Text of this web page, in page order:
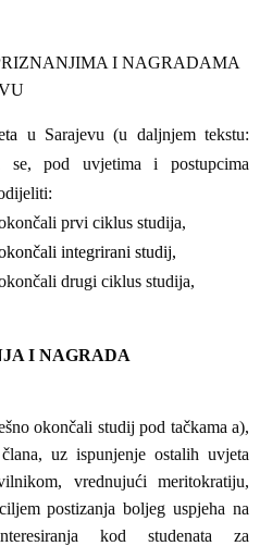
I NAGRADAMA
u Sarajevu (u daljnjem tekstu:
se, pod uvjetima i postupcima
prvi ciklus studija,
integrirani studij,
drugi ciklus studija,
I NAGRADA
okončali studij pod tačkama a),
uz ispunjenje ostalih uvjeta
vrednujući meritokratiju,
postizanja boljeg uspjeha na
kod studenata za